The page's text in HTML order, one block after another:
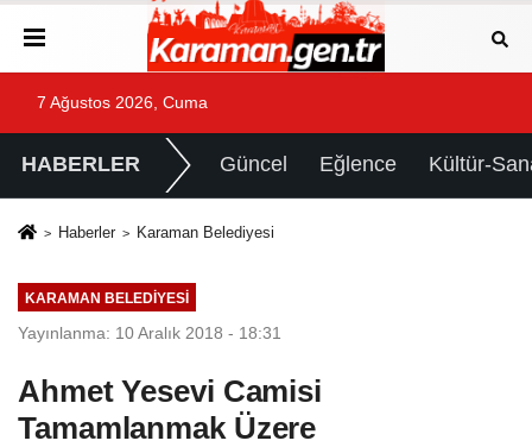
7 Ağustos 2026, Cuma
HABERLER Güncel Eğlence Kültür-
Haberler Karaman Belediyesi
KARAMAN BELEDIYESI
Yayınlanma: 10 Aralık 2018 - 18:31
Ahmet Yesevi Camisi
Tamamlanmak Üzere